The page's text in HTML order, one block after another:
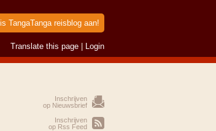
TangaTanga reisblog aan!
Translate this page Login
Inschrijven
op Nieuwsbrief
Inschrijven
op Rss Feed